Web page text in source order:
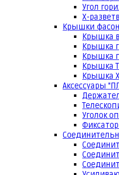
Угол
Х-
Крышки
Крышка
Крышка
Крышка
Крышка
Крышка
Аксессуары
Уголок